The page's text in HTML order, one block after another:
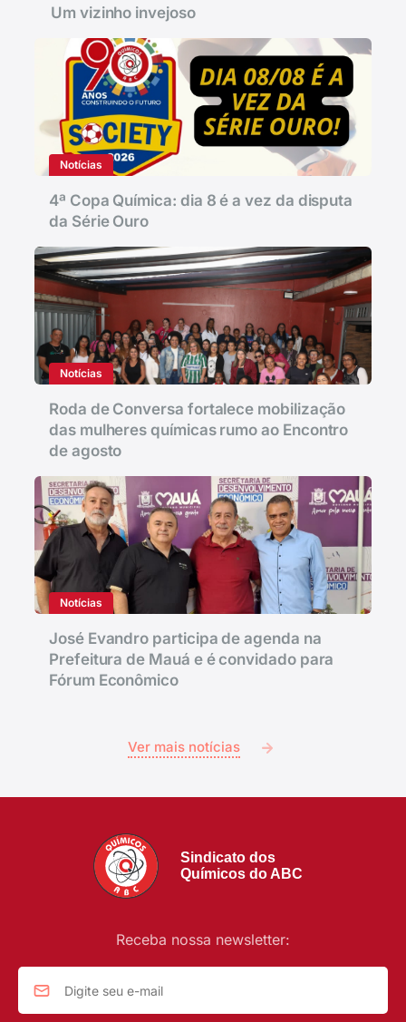
Um vizinho invejoso
Notícias
4ª Copa Química: dia 8 é a vez da disputa
da Série Ouro
Notícias
Roda de Conversa fortalece mobilização
das mulheres químicas rumo ao Encontro
de agosto
Notícias
José Evandro participa de agenda na
Prefeitura de Mauá e é convidado para
Fórum Econômico
Ver mais notícias
Sindicato dos
Químicos do ABC
Receba nossa newsletter: